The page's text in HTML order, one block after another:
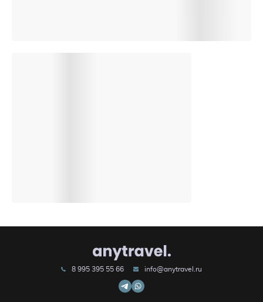
8 995 395 55 66 info@anytravel.ru